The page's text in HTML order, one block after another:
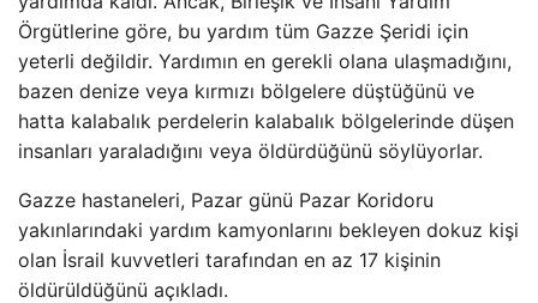
Örgütlerine göre, bu yardım tüm Gazze Şeridi için
yeterli değildir. Yardımın en gerekli olana ulaşmadığını,
bazen denize veya kırmızı bölgelere düştüğünü ve
hatta kalabalık perdelerin kalabalık bölgelerinde düşen
insanları yaraladığını veya öldürdüğünü söylüyorlar.
Gazze hastaneleri, Pazar günü Pazar Koridoru
yakınlarındaki yardım kamyonlarını bekleyen dokuz kişi
olan İsrail kuvvetleri tarafından en az 17 kişinin
öldürüldüğünü açıkladı.